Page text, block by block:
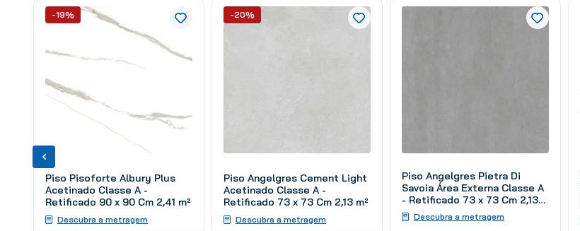
Piso Pisoforte Albury Plus
Acetinado Classe A -
Retificado 90 x 90 Cm 2,41 m²
Descubra a metragem
-19%
Piso Angelgres Cement Light
Acetinado Classe A -
Retificado 73 x 73 Cm 2,13 m²
Descubra a metragem
-20%
Piso Angelgres Pietra Di
Savoia Área Externa Classe A
- Retificado 73 x 73 Cm 2,13
m²Descubra a metragem